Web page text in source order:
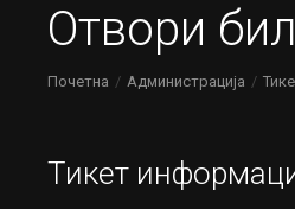
Отвори
Почетна Администрација
Тикет